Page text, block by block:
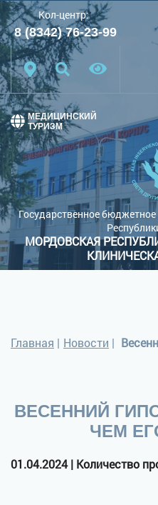
Шрифт: A A A
Цветовая схема:
Обычный сайт
Кол-центр:
8 (8342) 76-23-99
Государственное
МОРДОВСКАЯ
МЕДИЦИНСКИЙ
ТУРИЗМ
Главная | Новости |
ВЕСЕННИЙ
ЧЕМ
01.04.2024 | Количество